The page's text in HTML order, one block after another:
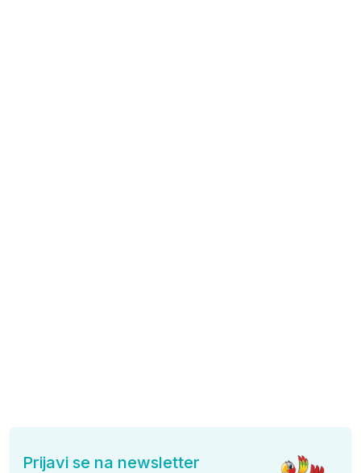
Prijavi se na newsletter